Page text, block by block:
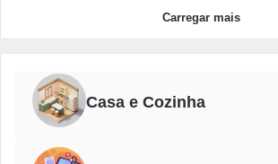
Carregar mais
Casa e Cozinha